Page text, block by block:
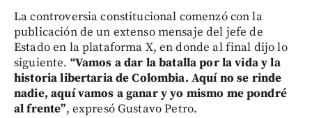
La controversia constitucional comenzó con la
publicación de un extenso mensaje del jefe de
Estado en la plataforma X, en donde al final dijo lo
siguiente. “Vamos a dar la batalla por la vida y la
historia libertaria de Colombia. Aquí no se rinde
nadie, aquí vamos a ganar y yo mismo me pondré
al frente”, expresó Gustavo Petro.